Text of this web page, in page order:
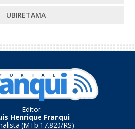
UBIRETAMA
Editor:
Henrique Franqui
(MTb 17.820/RS)